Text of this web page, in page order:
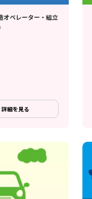
オペレーター・組立
詳細を見る